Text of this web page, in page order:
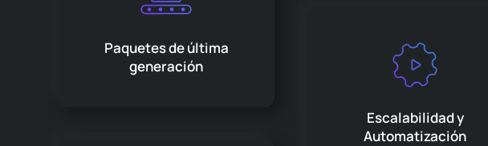
Paquetes de última
generación
Escalabilidad y
Automatización